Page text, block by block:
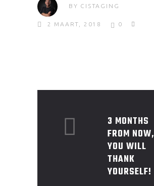
BY CISTAGING
2 MAART, 2018 0
3 MONTHS
FROM NOW,
YOU WILL
THANK
YOURSELF!